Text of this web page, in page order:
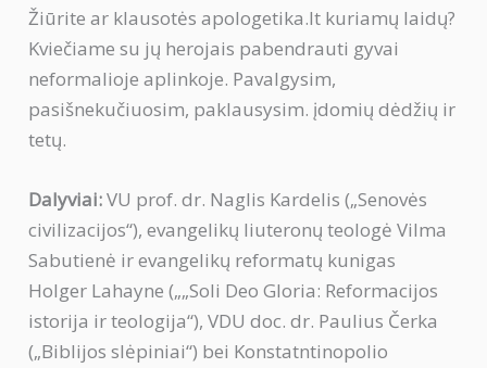
Žiūrite ar klausotės apologetika.lt kuriamų laidų?
Kviečiame su jų herojais pabendrauti gyvai
neformalioje aplinkoje. Pavalgysim,
pasišnekučiuosim, paklausysim. įdomių dėdžių ir
tetų.
Dalyviai:VU prof. dr. Naglis Kardelis („Senovės
civilizacijos“), evangelikų liuteronų teologė Vilma
Sabutienė ir evangelikų reformatų kunigas
Holger Lahayne („„Soli Deo Gloria: Reformacijos
istorija ir teologija“), VDU doc. dr. Paulius Čerka
(„Biblijos slėpiniai“) bei Konstatntinopolio